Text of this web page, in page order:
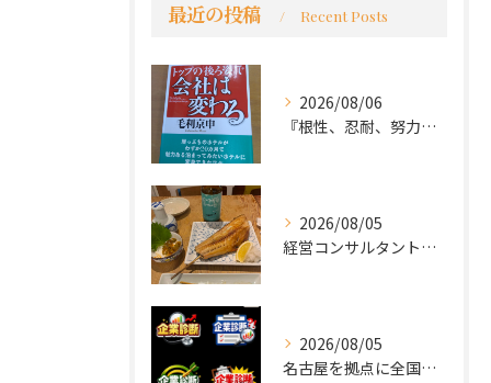
最近の投稿 Recent Posts
2026/08/06
『根性、忍耐、努力という言葉は死語なのか』
2026/08/05
経営コンサルタントのモーちゃん・毛利京申です。
2026/08/05
名古屋を拠点に全国で活動する 経営コンサルタントの 毛利京申...